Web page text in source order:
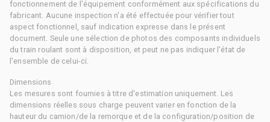
fonctionnement de l'équipement conformément aux spécifications du
fabricant. Aucune inspection n'a été effectuée pour vérifier tout
aspect fonctionnel, sauf indication expresse dans le présent
document. Seule une sélection de photos des composants individuels
du train roulant sont à disposition, et peut ne pas indiquer l'état de
l'ensemble de celui-ci.
Dimensions
Les mesures sont fournies à titre d'estimation uniquement. Les
dimensions réelles sous charge peuvent varier en fonction de la
hauteur du camion/de la remorque et de la configuration/position de